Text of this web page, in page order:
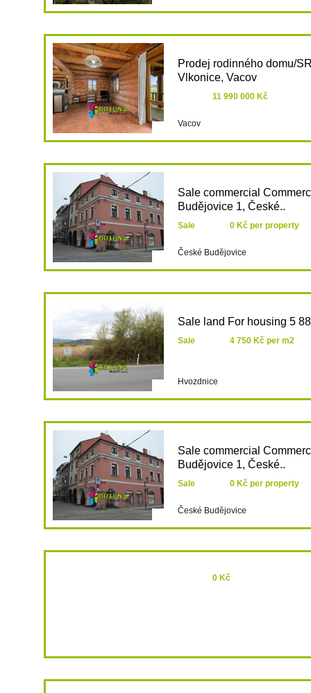
Prodej rodinného domu/
Vlkonice, Vacov
11 990 000 Kč
Vacov
Sale commercial
Budějovice 1, České..
Sale 0 Kč per property
České Budějovice
Sale land For housing 5
Sale 4 750 Kč per m2
Hvozdnice
Sale commercial
Budějovice 1, České..
Sale 0 Kč per property
České Budějovice
0 Kč